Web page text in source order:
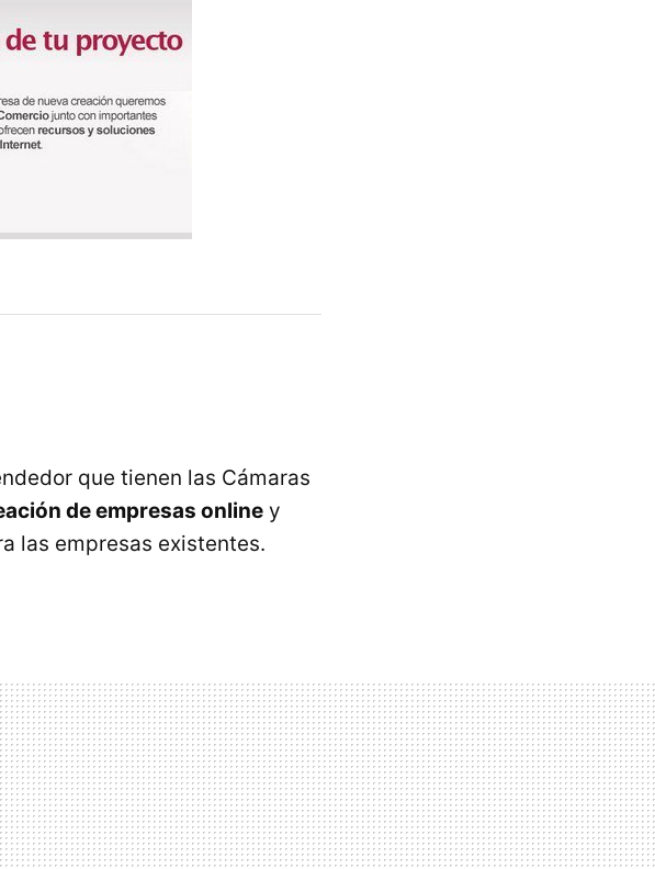
que tienen las Cámaras
de empresas online y
las empresas existentes.